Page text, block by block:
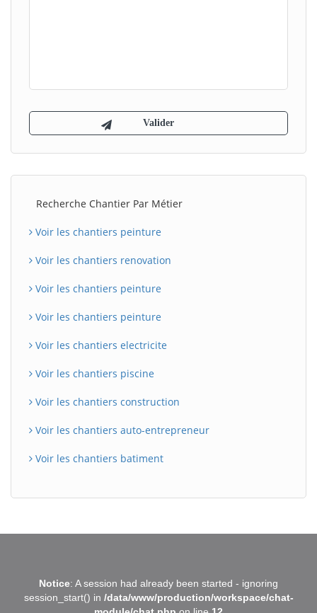
Recherche Chantier Par Métier
Voir les chantiers peinture
Voir les chantiers renovation
Voir les chantiers peinture
Voir les chantiers peinture
Voir les chantiers electricite
Voir les chantiers piscine
Voir les chantiers construction
Voir les chantiers auto-entrepreneur
Voir les chantiers batiment
Notice: A session had already been started - ignoring
session_start() in /data/www/production/workspace/chat-
B
Assistant en ligne